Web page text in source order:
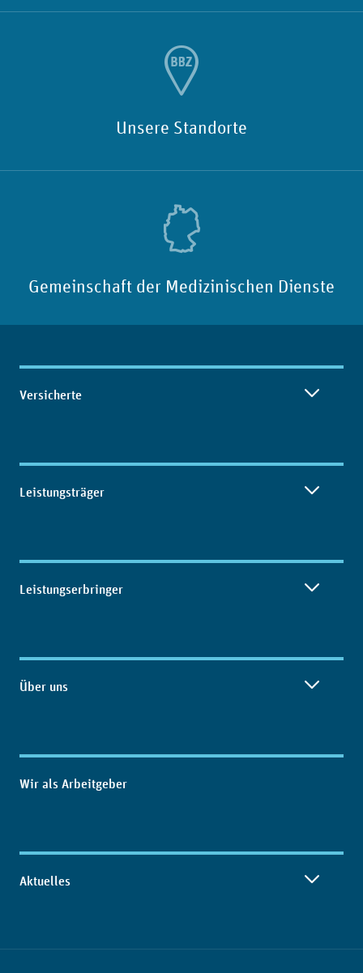
Unsere Standorte
Gemeinschaft der Medizinischen Dienste
Inhaltsübersicht
Versicherte
Leistungsträger
Leistungserbringer
Über uns
Wir als Arbeitgeber
Aktuelles